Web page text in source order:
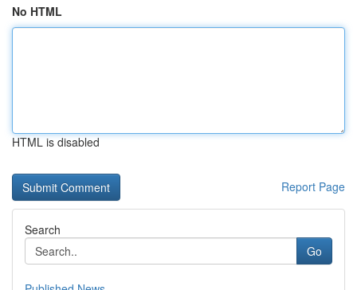
No HTML
HTML is disabled
Report Page
Search
Go